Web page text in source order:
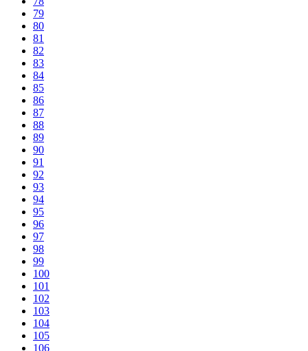
79
80
81
82
83
84
85
86
87
88
89
90
91
92
93
94
95
96
97
98
99
100
101
102
103
104
105
106